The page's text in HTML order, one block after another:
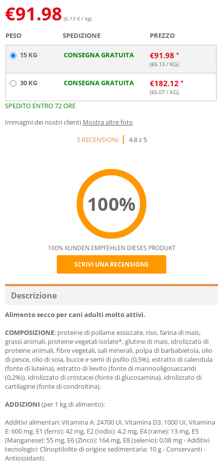
€91.98 (6.13 € / kg)
PESO SPEDIZIONE PREZZO
15 KG CONSEGNA GRATUITA €91.98
(€6.13 / KG)
30 KG CONSEGNA GRATUITA €182.12
(€6.07 / KG)
SPEDITO ENTRO 72 ORE
Immagini dei nostri clienti Mostra altre foto
5 RECENSIONI
4.8 z 5
100%
Recommend
100% KUNDEN EMPFEHLEN DIESES PRODUKT
SCRIVI UNA RECENSIONE
Descrizione
Alimento secco per cani adulti molto attivi.
COMPOSIZIONE: proteine di pollame essiccate, riso, farina di mais,
grassi animali, proteine vegetali isolate*, glutine di mais, idrolizzato di
proteine animali, fibre vegetali, sali minerali, polpa di barbabietola, olio
di pesce, olio di soia, bucce e semi di psillio (0,5%), estratto di calendula
(fonte di luteina), estratto di lievito (fonte di mannooligosaccaridi
(0,2%)), idrolizzato di crostacei (fonte di glucosamina), idrolizzato di
cartilagine (fonte di condroitina).
ADDIZIONI (per 1 kg di alimento):
Additivi alimentari: Vitamina A: 24700 UI, Vitamina D3: 1000 UI, Vitamina
E: 600 mg, E1 (ferro): 42 mg, E2 (Iodio): 4,2 mg, E4 (rame): 13 mg, E5
(Manganese): 55 mg, E6 (Zinco): 164 mg, E8 (selenio): 0,08 mg - Additivi
tecnologici: Clinoptilolite di origine sedimentaria: 10 g - Conservanti -
Antiossidanti.